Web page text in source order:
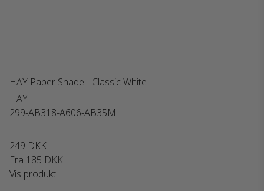
HAY Paper Shade - Classic White
HAY
299-AB318-A606-AB35M
249 DKK
Fra 185 DKK
Vis produkt